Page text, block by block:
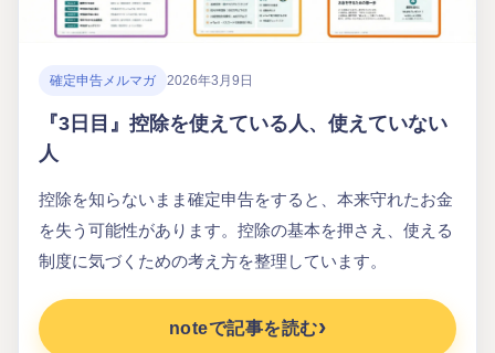
確定申告メルマガ 2026年3月9日
『3日目』控除を使えている人、使えていない
人
控除を知らないまま確定申告をすると、本来守れたお金
を失う可能性があります。控除の基本を押さえ、使える
制度に気づくための考え方を整理しています。
noteで記事を読む